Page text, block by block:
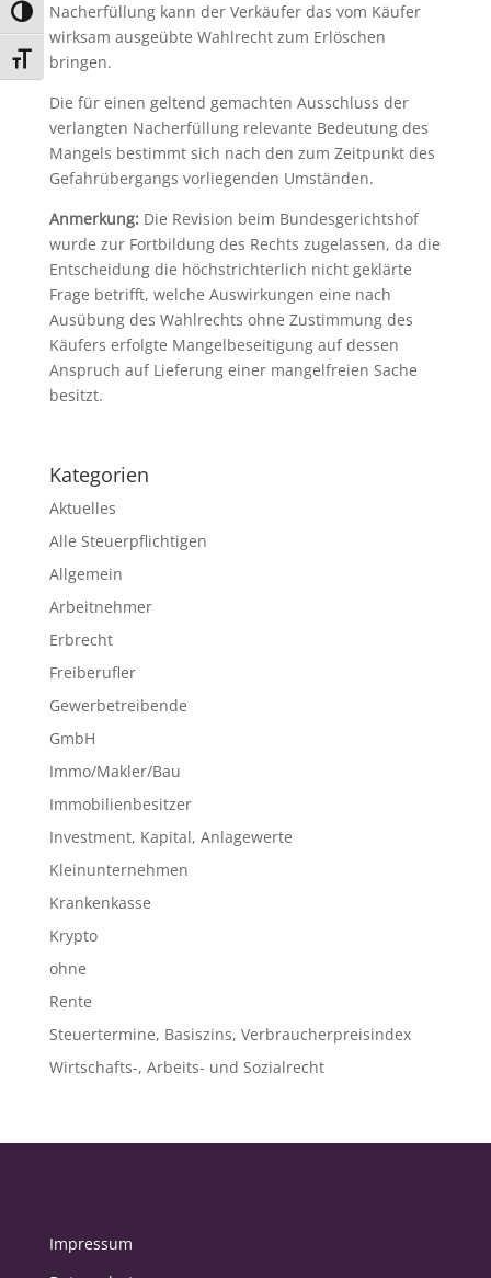
Umschalten auf hohe Kontraste
Schrift vergrößern
Nacherfüllung kann der Verkäufer das vom Käufer
wirksam ausgeübte Wahlrecht zum Erlöschen
bringen.
Die für einen geltend gemachten Ausschluss der
verlangten Nacherfüllung relevante Bedeutung des
Mangels bestimmt sich nach den zum Zeitpunkt des
Gefahrübergangs vorliegenden Umständen.
Anmerkung: Die Revision beim Bundesgerichtshof
wurde zur Fortbildung des Rechts zugelassen, da die
Entscheidung die höchstrichterlich nicht geklärte
Frage betrifft, welche Auswirkungen eine nach
Ausübung des Wahlrechts ohne Zustimmung des
Käufers erfolgte Mangelbeseitigung auf dessen
Anspruch auf Lieferung einer mangelfreien Sache
besitzt.
Kategorien
Aktuelles
Alle Steuerpflichtigen
Allgemein
Arbeitnehmer
Erbrecht
Freiberufler
Gewerbetreibende
GmbH
Immo/Makler/Bau
Immobilienbesitzer
Investment, Kapital, Anlagewerte
Kleinunternehmen
Krankenkasse
Krypto
ohne
Rente
Steuertermine, Basiszins, Verbraucherpreisindex
Wirtschafts-, Arbeits- und Sozialrecht
Impressum